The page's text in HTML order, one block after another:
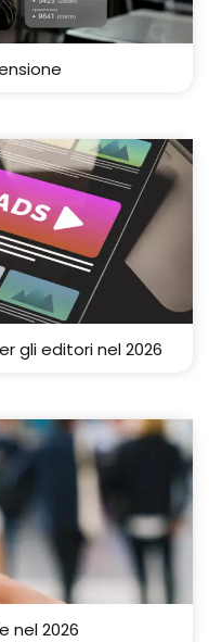
gli editori nel 2026
nel 2026